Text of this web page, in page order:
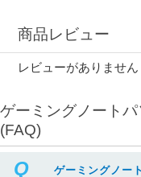
商品レビュー
レビューがありません
ゲーミングノート
(FAQ)
ゲーミングノー